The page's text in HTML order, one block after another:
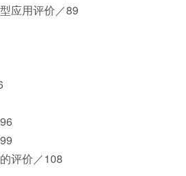
应用评价／89
评价／108